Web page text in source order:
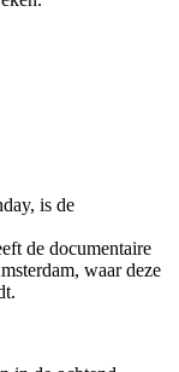
is de
de documentaire
waar deze